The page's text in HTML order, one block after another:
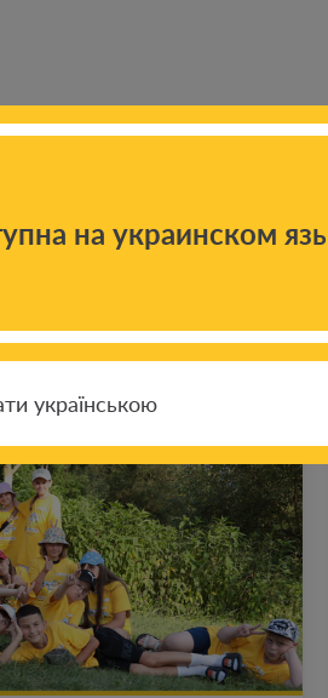
на украинском
українською